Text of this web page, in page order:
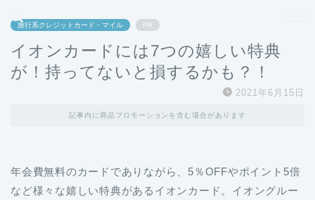
旅行系クレジットカード・マイル PR
イオンカードには7つの嬉しい特典
が！持ってないと損するかも？！
2021年6月15日
記事内に商品プロモーションを含む場合があります
年会費無料のカードでありながら、5％OFFやポイント5倍
など様々な嬉しい特典があるイオンカード。イオングルー